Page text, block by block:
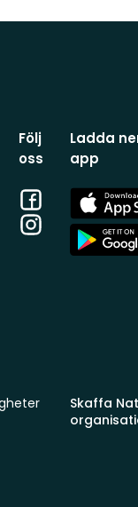
Följ
oss
Facebook
Instagram
Ladda
app
App
Store
App
Store
Skaffa